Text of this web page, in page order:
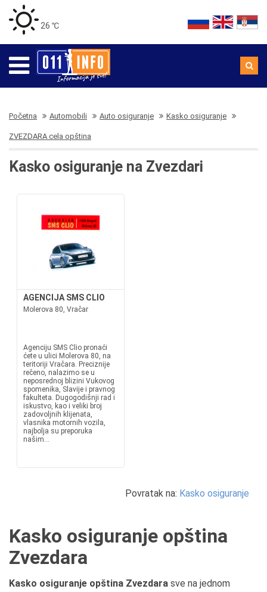
26 ℃
Početna Automobili Auto osiguranje Kasko osiguranje
ZVEZDARA cela opština
Kasko osiguranje na Zvezdari
AGENCIJA SMS CLIO
Molerova 80, Vračar
Agenciju SMS Clio pronaći
ćete u ulici Molerova 80, na
teritoriji Vračara. Preciznije
rečeno, nalazimo se u
neposrednoj blizini Vukovog
spomenika, Slavije i pravnog
fakulteta. Dugogodišnji rad i
iskustvo, kao i veliki broj
zadovoljnih klijenata,
vlasnika motornih vozila,
najbolja su preporuka
našim...
Povratak na: Kasko osiguranje
Kasko osiguranje opština
Zvezdara
Kasko osiguranje opština Zvezdara sve na jednom